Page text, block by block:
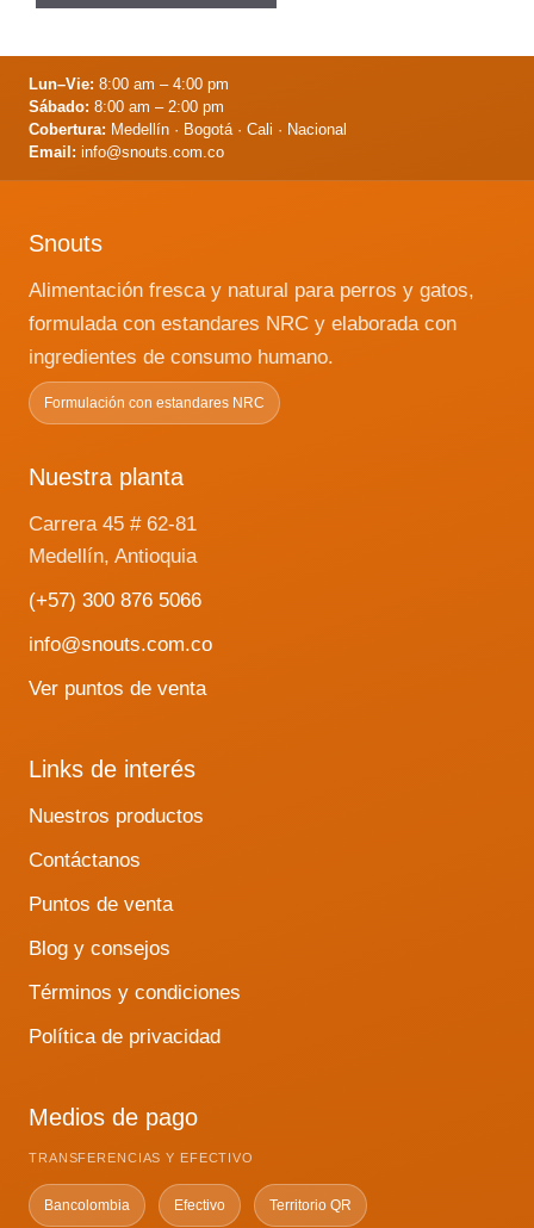
Lun–Vie: 8:00 am – 4:00 pm
Sábado: 8:00 am – 2:00 pm
Cobertura: Medellín · Bogotá · Cali · Nacional
Email: info@snouts.com.co
Snouts
Alimentación fresca y natural para perros y gatos,
formulada con estandares NRC y elaborada con
ingredientes de consumo humano.
Formulación con estandares NRC
Nuestra planta
Carrera 45 # 62-81
Medellín, Antioquia
(+57) 300 876 5066
info@snouts.com.co
Ver puntos de venta
Links de interés
Nuestros productos
Contáctanos
Puntos de venta
Blog y consejos
Términos y condiciones
Política de privacidad
Medios de pago
TRANSFERENCIAS Y EFECTIVO
Bancolombia Efectivo Territorio QR